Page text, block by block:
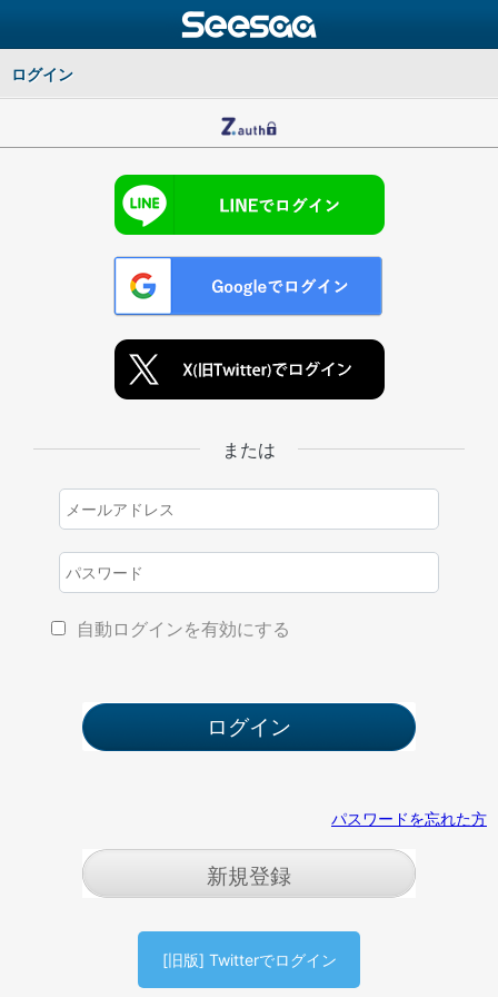
ログイン
または
自動ログインを有効にする
パスワードを忘れた方
新規登録
[旧版] Twitterでログイン